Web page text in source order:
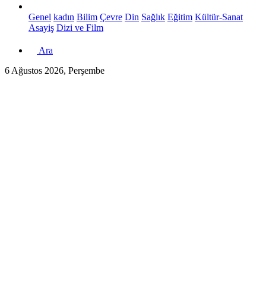
Genel kadın Bilim Çevre Din Sağlık Eğitim Kültür-Sanat
Asayiş Dizi ve Film
Ara
6 Ağustos 2026, Perşembe